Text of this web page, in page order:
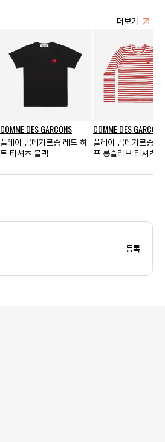
더보기
COMME DES GARCONS
플레이 꼼데가르송 레드 하
트 티셔츠 블랙
COMME DES GARCONS
플레이 꼼데가르송
프 롱슬리브 티셔츠
등록